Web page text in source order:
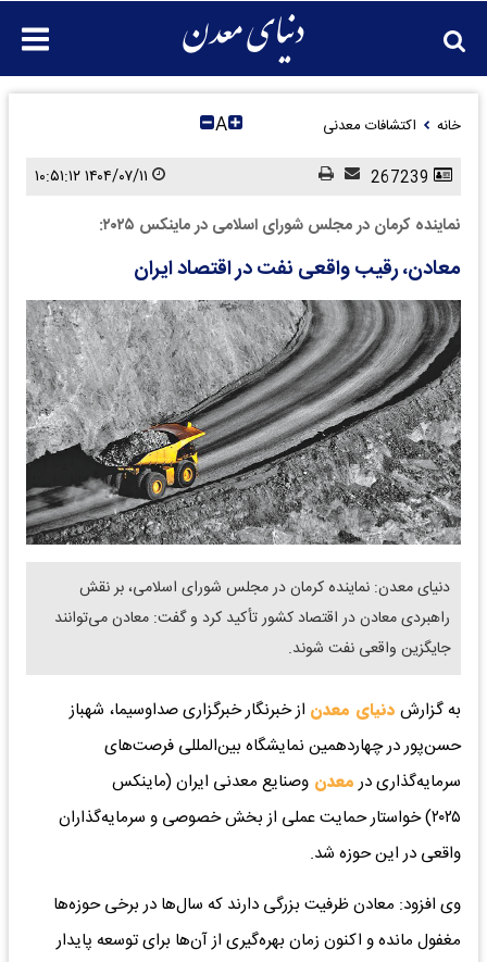
خانه اکتشافات معدنی A
نماینده کرمان در مجلس شورای اسلامی در ماینکس ۲۰۲۵:
معادن، رقیب واقعی نفت در اقتصاد ایران
دنیای معدن: نماینده کرمان در مجلس شورای اسلامی، بر نقش
راهبردی معادن در اقتصاد کشور تأکید کرد و گفت: معادن می‌توانند
جایگزین واقعی نفت شوند.
به گزارش دنیای معدن از خبرنگار خبرگزاری صداوسیما، شهباز
حسن‌پور در چهاردهمین نمایشگاه بین‌المللی فرصت‌های
سرمایه‌گذاری درمعدن وصنایع معدنی ایران (ماینکس
۲۰۲۵) خواستار حمایت عملی از بخش خصوصی و سرمایه‌گذاران
واقعی در این حوزه شد.
وی افزود: معادن ظرفیت بزرگی دارند که سال‌ها در برخی حوزه‌ها
مغفول مانده و اکنون زمان بهره‌گیری از آن‌ها برای توسعه پایدار